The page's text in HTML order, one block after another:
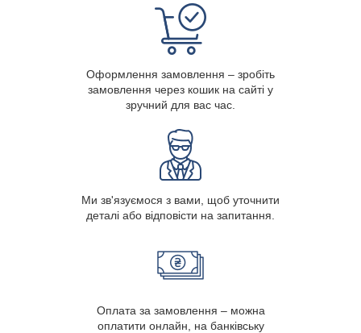
Оформлення замовлення – зробіть
замовлення через кошик на сайті у
зручний для вас час.
Ми зв'язуємося з вами, щоб уточнити
деталі або відповісти на запитання.
Оплата за замовлення – можна
оплатити онлайн, на банківську